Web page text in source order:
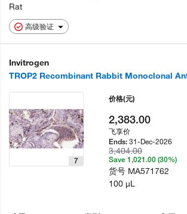
高级验证
Rat
Invitrogen
TROP2 Recombinant Rabbit Monoclonal
7
价格(元)
2,383.00
飞享价
Ends:31-Dec-2026
3,404.00
Save 1,021.00 (30%)
货号 MA571762
100 µL